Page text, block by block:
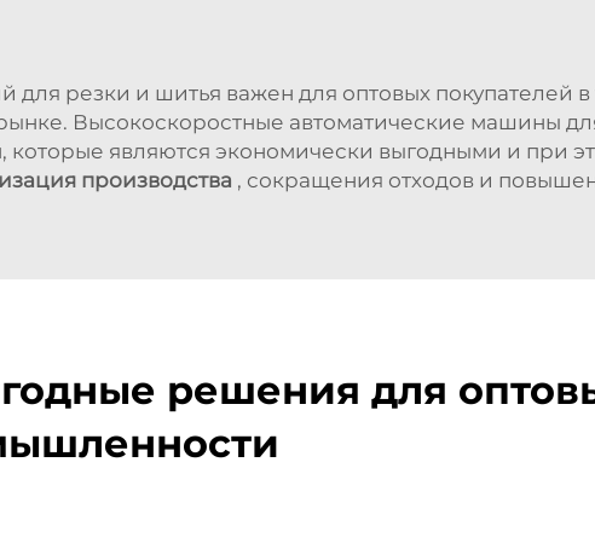
резки и шитья важен для оптовых покупателей в
Высокоскоростные автоматические машины
являются экономически выгодными и при
производства , сокращения отходов и
решения для